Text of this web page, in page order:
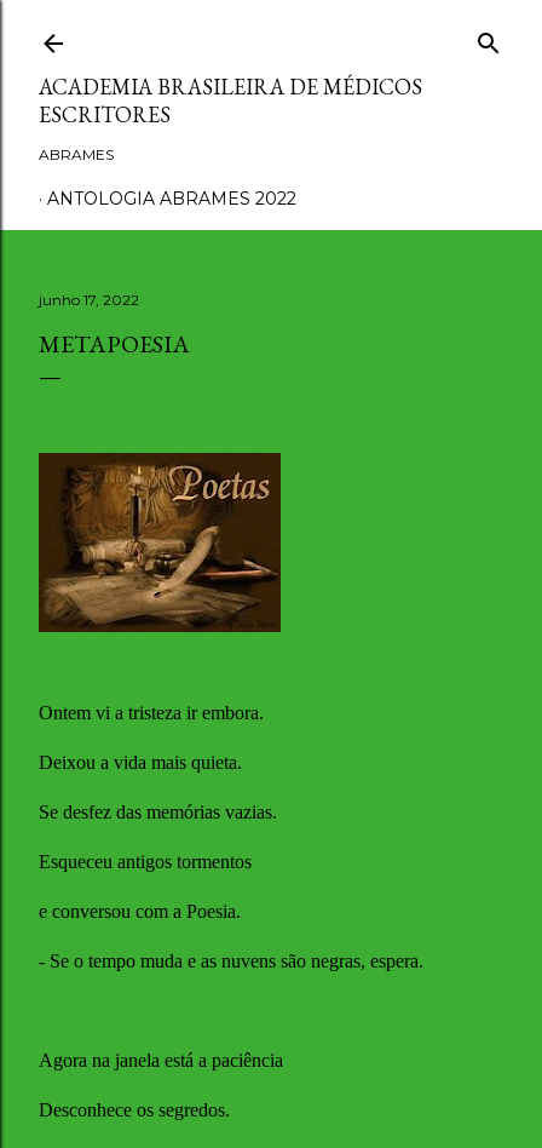
ACADEMIA BRASILEIRA DE MÉDICOS
ESCRITORES
ABRAMES
ANTOLOGIA ABRAMES 2022
junho 17, 2022
METAPOESIA
Ontem vi a tristeza ir embora.
Deixou a vida mais quieta.
Se desfez das memórias vazias.
Esqueceu antigos tormentos
e conversou com a Poesia.
- Se o tempo muda e as nuvens são negras, espera.
Agora na janela está a paciência
Desconhece os segredos.